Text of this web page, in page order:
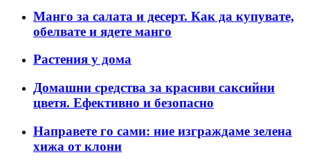
Манго за салата и десерт. Как да купувате,
обелвате и ядете манго
Растения у дома
Домашни средства за красиви саксийни
цветя. Ефективно и безопасно
Направете го сами: ние изграждаме зелена
хижа от клони